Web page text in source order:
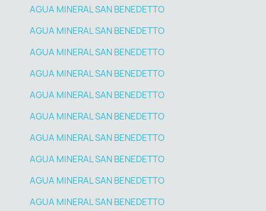
AGUA MINERAL SAN BENEDETTO
AGUA MINERAL SAN BENEDETTO
AGUA MINERAL SAN BENEDETTO
AGUA MINERAL SAN BENEDETTO
AGUA MINERAL SAN BENEDETTO
AGUA MINERAL SAN BENEDETTO
AGUA MINERAL SAN BENEDETTO
AGUA MINERAL SAN BENEDETTO
AGUA MINERAL SAN BENEDETTO
AGUA MINERAL SAN BENEDETTO